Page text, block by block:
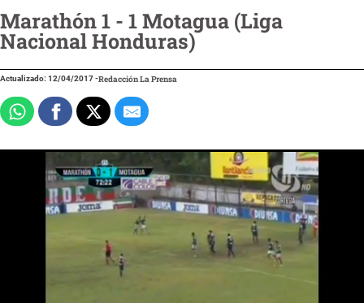
Marathón 1 - 1 Motagua (Liga
Nacional Honduras)
Actualizado: 12/04/2017-Redacción La Prensa